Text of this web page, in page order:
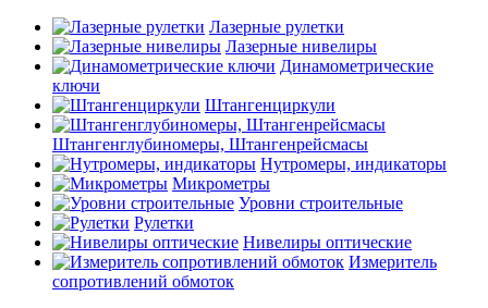
Лазерные рулетки
Лазерные нивелиры
Динамометрические
ключи
Штангенциркули
Штангенглубиномеры, Штангенрейсмасы
Нутромеры, индикаторы
Микрометры
Уровни строительные
Рулетки
Нивелиры оптические
Измеритель
сопротивлений обмоток